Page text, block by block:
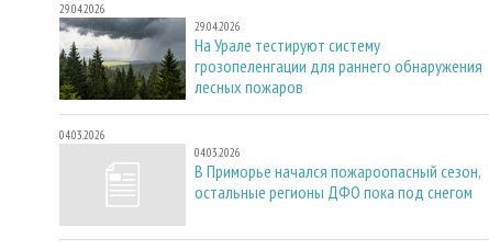
29.04.2026
29.04.2026
На Урале тестируют систему
грозопеленгации для раннего обнаружения
лесных пожаров
04.03.2026
04.03.2026
В Приморье начался пожароопасный сезон,
остальные регионы ДФО пока под снегом